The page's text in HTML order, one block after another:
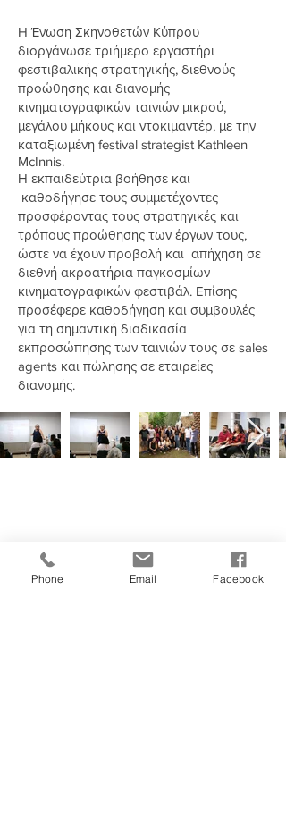
H Ένωση Σκηνοθετών Κύπρου
διοργάνωσε τριήμερο εργαστήρι
φεστιβαλικής στρατηγικής, διεθνούς
προώθησης και διανομής
κινηματογραφικών ταινιών μικρού,
μεγάλου μήκους και ντοκιμαντέρ, με την
καταξιωμένη festival strategist Kathleen
McInnis.
Η εκπαιδεύτρια βοήθησε και
καθοδήγησε τους συμμετέχοντες
προσφέροντας τους στρατηγικές και
τρόπους προώθησης των έργων τους,
ώστε να έχουν προβολή και απήχηση σε
διεθνή ακροατήρια παγκοσμίων
κινηματογραφικών φεστιβάλ. Επίσης
προσέφερε καθοδήγηση και συμβουλές
για τη σημαντική διαδικασία
εκπροσώπησης των ταινιών τους σε sales
agents και πώλησης σε εταιρείες
διανομής.
Phone Email Facebook